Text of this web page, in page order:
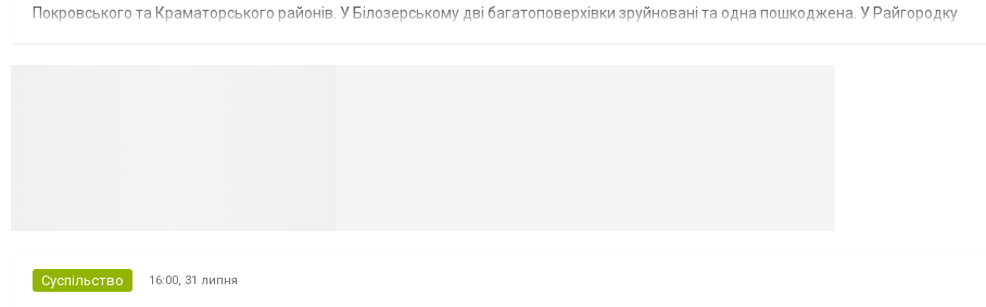
Покровського та Краматорського районів. У Білозерському дві багатоповерхівки зруйновані та одна пошкоджена. У Райгородку
Суспільство 16:00, 31 липня